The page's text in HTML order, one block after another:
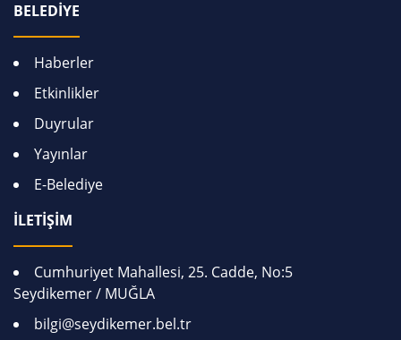
BELEDİYE
Haberler
Etkinlikler
Duyrular
Yayınlar
E-Belediye
İLETİŞİM
Cumhuriyet Mahallesi, 25. Cadde, No:5
Seydikemer / MUĞLA
bilgi@seydikemer.bel.tr